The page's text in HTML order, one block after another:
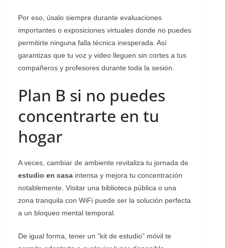
Por eso, úsalo siempre durante evaluaciones
importantes o exposiciones virtuales donde no puedes
permitirte ninguna falla técnica inesperada. Así
garantizas que tu voz y video lleguen sin cortes a tus
compañeros y profesores durante toda la sesión.
Plan B si no puedes
concentrarte en tu
hogar
​A veces, cambiar de ambiente revitaliza tu jornada de
estudio en casa intensa y mejora tu concentración
notablemente. Visitar una biblioteca pública o una
zona tranquila con WiFi puede ser la solución perfecta
a un bloqueo mental temporal.
De igual forma, tener un “kit de estudio” móvil te